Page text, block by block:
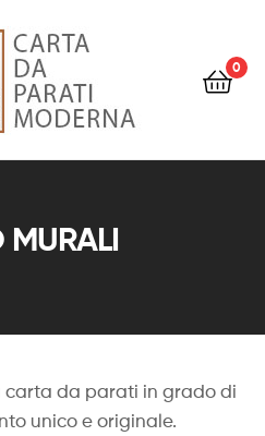
0
MURALI
carta da parati in grado di
unico e originale.